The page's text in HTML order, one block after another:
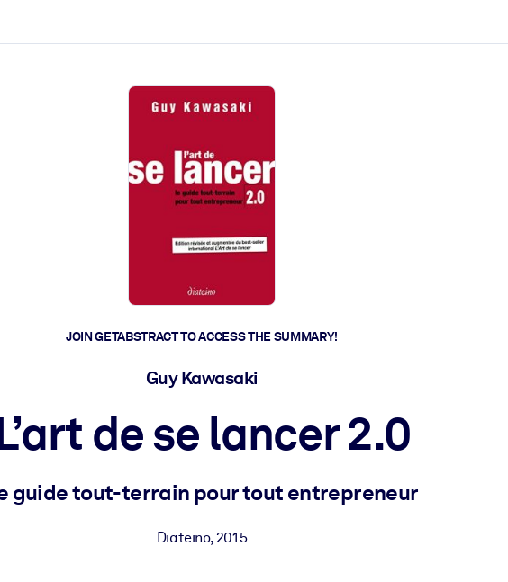
JOIN GETABSTRACT TO ACCESS THE SUMMARY!
Guy Kawasaki
de se lancer 2.0
guide tout-terrain pour tout entrepreneur
Diateino,2015